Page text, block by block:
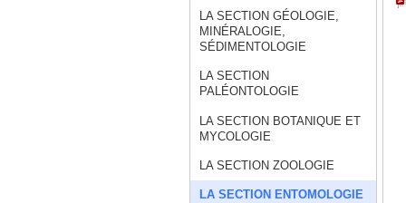
LA SECTION GÉOLOGIE,
MINÉRALOGIE,
SÉDIMENTOLOGIE
LA SECTION
PALÉONTOLOGIE
LA SECTION BOTANIQUE ET
MYCOLOGIE
LA SECTION ZOOLOGIE
LA SECTION ENTOMOLOGIE